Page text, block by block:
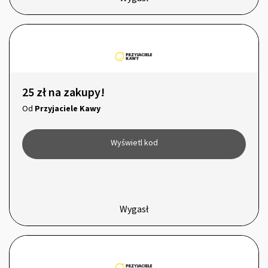
25 zł na zakupy!
Od Przyjaciele Kawy
Wyświetl kod
Wygasł